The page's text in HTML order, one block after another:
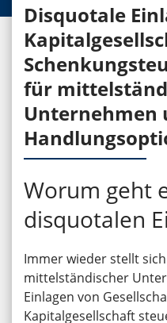
Disquotale
für
Unternehmen
Worum geht
disquotalen
Immer wieder stellt
mittelständischer
Einlagen von
Kapitalgesellschaft